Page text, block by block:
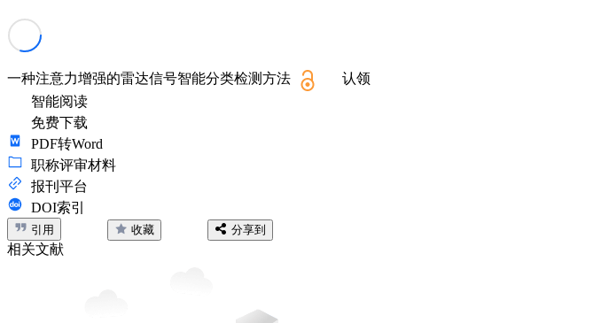
一种注意力增强的雷达信号智能分类检测方法
认领
智能阅读
免费下载
PDF转Word
职称评审材料
报刊平台
DOI索引
引用 收藏 分享到
相关文献